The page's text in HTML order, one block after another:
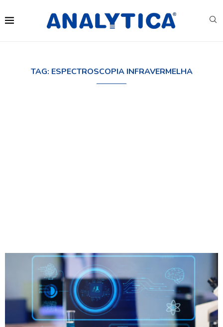
TAG: ESPECTROSCOPIA INFRAVERMELHA